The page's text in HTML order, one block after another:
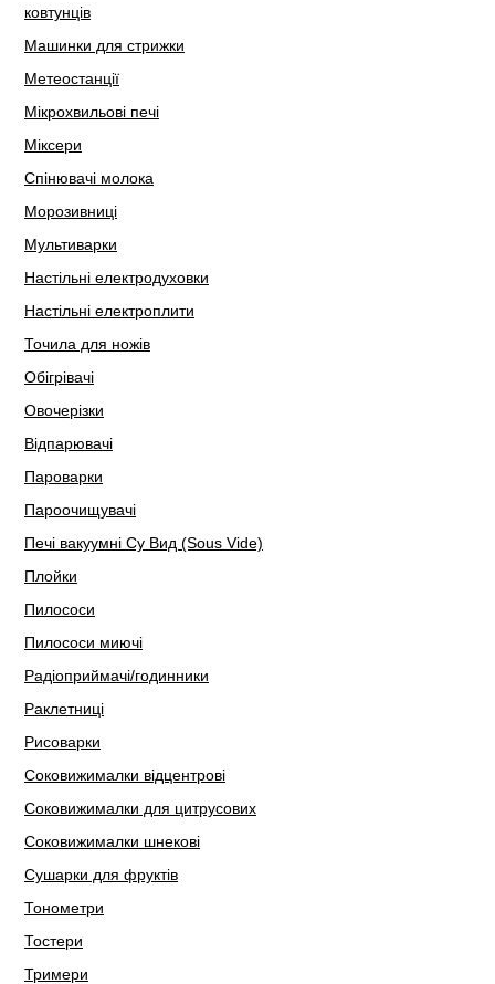
ковтунців
Машинки для стрижки
Метеостанції
Мікрохвильові печі
Міксери
Спінювачі молока
Морозивниці
Мультиварки
Настільні електродуховки
Настільні електроплити
Точила для ножів
Обігрівачі
Овочерізки
Відпарювачі
Пароварки
Пароочищувачі
Печі вакуумні Су Вид (Sous Vide)
Плойки
Пилососи
Пилососи миючі
Радіоприймачі/годинники
Раклетниці
Рисоварки
Соковижималки відцентрові
Соковижималки для цитрусових
Соковижималки шнекові
Сушарки для фруктів
Тонометри
Тостери
Тримери